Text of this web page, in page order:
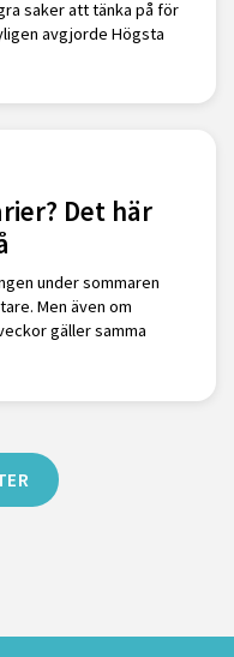
saker att tänka på för
avgjorde Högsta
Det här
under sommaren
Men även om
gäller samma